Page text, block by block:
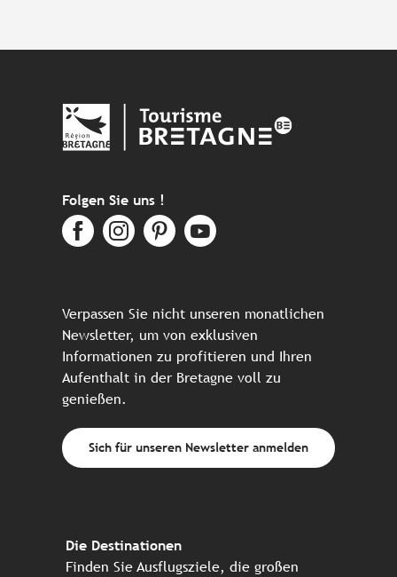
Folgen Sie uns !
Verpassen Sie nicht unseren monatlichen
Newsletter, um von exklusiven
Informationen zu profitieren und Ihren
Aufenthalt in der Bretagne voll zu
genießen.
Sich für unseren Newsletter anmelden
Die Destinationen
Finden Sie Ausflugsziele, die großen